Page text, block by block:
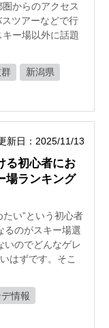
からのアクセス
ツアーなどで行
ー場以外に話題
新潟県
新日：2025/11/13
る初心者にお
場ランキング
い”という初心者
るのがスキー場選
いのでどんなゲレ
はずです。そこ
情報